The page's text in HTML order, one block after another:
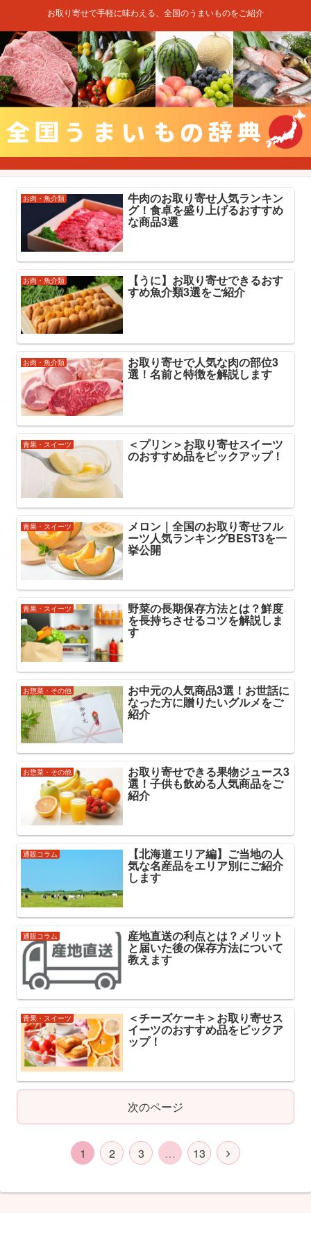
お取り寄せで手軽に味わえる、全国のうまいものをご紹介
お肉・魚介類 牛肉のお取り寄せ人気ランキン
グ！食卓を盛り上げるおすすめ
な商品3選
お肉・魚介類 【うに】お取り寄せできるおす
すめ魚介類3選をご紹介
お肉・魚介類 お取り寄せで人気な肉の部位3
選！名前と特徴を解説します
青果・スイーツ ＜プリン＞お取り寄せスイーツ
のおすすめ品をピックアップ！
青果・スイーツ メロン｜全国のお取り寄せフル
ーツ人気ランキングBEST3を一
挙公開
青果・スイーツ 野菜の長期保存方法とは？鮮度
を長持ちさせるコツを解説しま
す
お惣菜・その他 お中元の人気商品3選！お世話に
なった方に贈りたいグルメをご
紹介
お惣菜・その他 お取り寄せできる果物ジュース3
選！子供も飲める人気商品をご
紹介
通販コラム 【北海道エリア編】ご当地の人
気な名産品をエリア別にご紹介
します
通販コラム 産地直送の利点とは？メリット
と届いた後の保存方法について
教えます
青果・スイーツ ＜チーズケーキ＞お取り寄せス
イーツのおすすめ品をピックア
ップ！
次のページ
1 2 3 … 13